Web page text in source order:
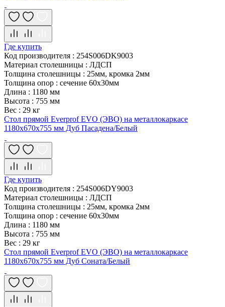
Где купить
Код производителя : 254S006DK9003
Материал столешницы : ЛДСП
Толщина столешницы : 25мм, кромка 2мм
Толщина опор : сечение 60х30мм
Длина : 1180 мм
Высота : 755 мм
Вес : 29 кг
Стол прямой Everprof EVO (ЭВО) на металлокаркасе
1180х670х755 мм Дуб Пасадена/Белый
Где купить
Код производителя : 254S006DY9003
Материал столешницы : ЛДСП
Толщина столешницы : 25мм, кромка 2мм
Толщина опор : сечение 60х30мм
Длина : 1180 мм
Высота : 755 мм
Вес : 29 кг
Стол прямой Everprof EVO (ЭВО) на металлокаркасе
1180х670х755 мм Дуб Соната/Белый